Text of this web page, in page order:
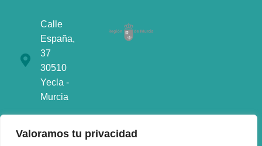
Valoramos tu privacidad
Calle
España,
37
30510
Yecla -
Murcia